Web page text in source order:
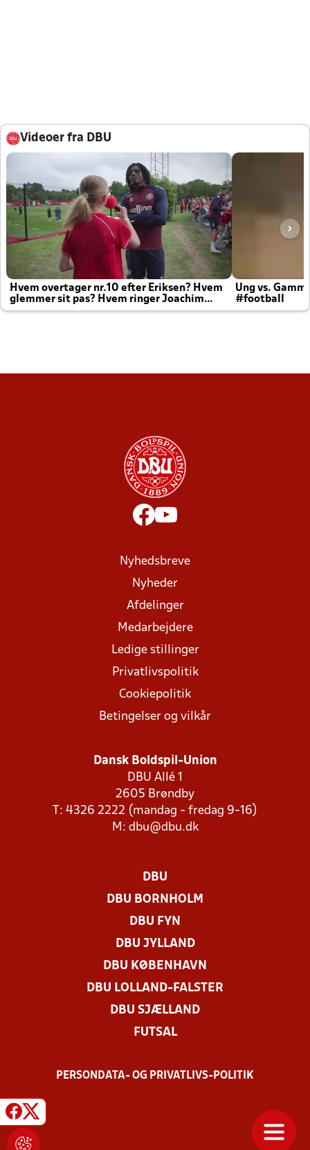
Videoer fra DBU
Hvem overtager nr.10 efter Eriksen? Hvem
glemmer sit pas? Hvem ringer Joachim
altid til efter kampe?
Ung vs.
#football
Nyhedsbreve
Nyheder
Afdelinger
Medarbejdere
Ledige stillinger
Privatlivspolitik
Cookiepolitik
Betingelser og vilkår
Dansk Boldspil-Union
DBU Allé 1
2605 Brøndby
T: 4326 2222 (mandag - fredag 9-16)
M: dbu@dbu.dk
DBU
DBU BORNHOLM
DBU FYN
DBU JYLLAND
DBU KØBENHAVN
DBU LOLLAND-FALSTER
DBU SJÆLLAND
FUTSAL
PERSONDATA- OG PRIVATLIVS-POLITIK